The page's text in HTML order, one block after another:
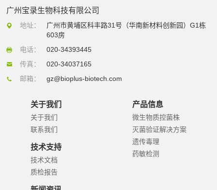
广州宝录生物科技有限公司
地址：
广州市黄埔区科丰路31号（华南新材料创新园）G1栋
603房
电话：
020-34393445
传真：
020-34037165
邮箱：
gz@bioplus-biotech.com
关于我们
关于我们
联系我们
技术支持
技术文档
质检报告
产品信息
微生物质控菌株
灭菌验证解决方案
遗传毒理
药敏检测